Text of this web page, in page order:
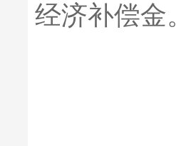
经济补偿金